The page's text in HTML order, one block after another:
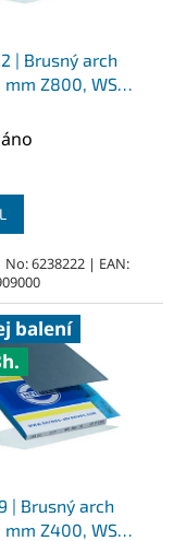
| Brusný arch
mm Z800, WS
6238222 | EAN:
balení
| Brusný arch
mm Z400, WS